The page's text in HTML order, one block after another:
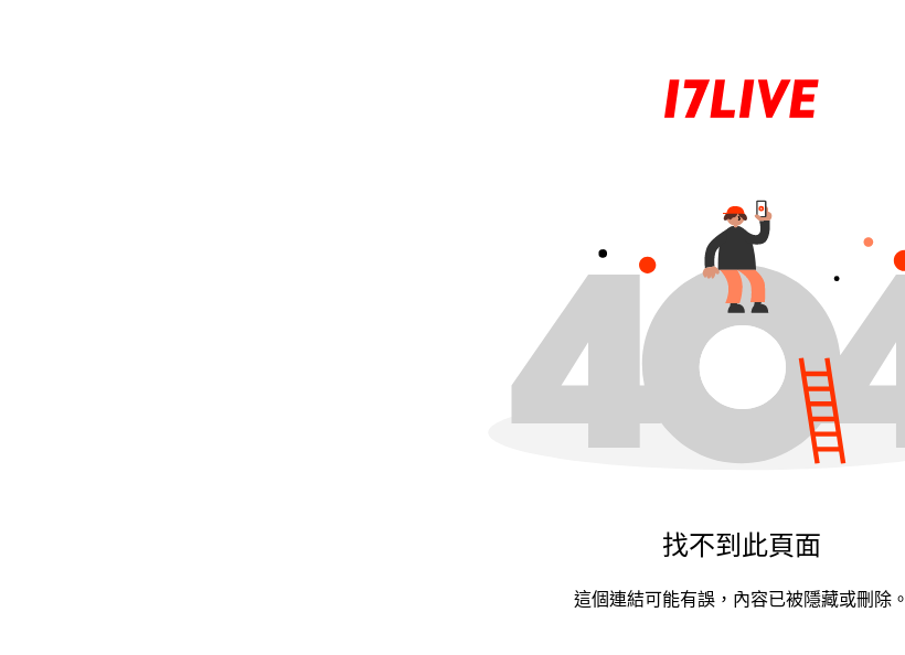
找不到此頁面
這個連結可能有誤，內容已被隱藏或刪除。